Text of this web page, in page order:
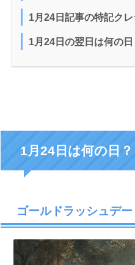
1月24日記事の特記クレ
1月24日の翌日は何の
1月24日は何の日？
ゴールドラッシュデー